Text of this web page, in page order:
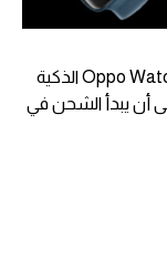
ومن المقرر أن يبدأ الحجز المسبق لساعة Oppo Watch 2 الذكية
200 دولار أو 170 يورو، على أن يبدأ الشحن في